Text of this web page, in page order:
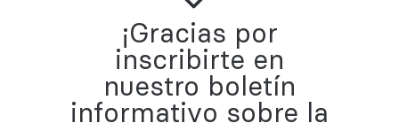
¡Gracias por
inscribirte en
nuestro boletín
informativo sobre la